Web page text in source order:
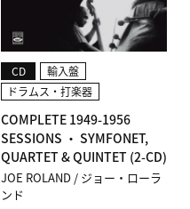
JOE ROLAND / ジョー・ローラ
ンド
COMPLETE 1949-1956
SESSIONS ・ SYMFONET,
QUARTET & QUINTET (2-CD)
CD
輸入盤
ドラムス・打楽器